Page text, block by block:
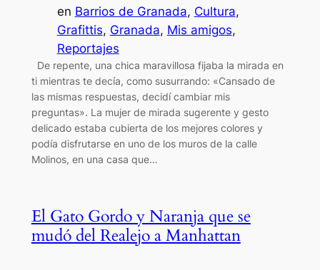
en Barrios de Granada, Cultura
Grafittis, Granada, Mis amigos
Reportajes
De repente, una chica maravillosa fijaba la mirada en
ti mientras te decía, como susurrando: «Cansado de
las mismas respuestas, decidí cambiar mis
preguntas». La mujer de mirada sugerente y gesto
delicado estaba cubierta de los mejores colores y
podía disfrutarse en uno de los muros de la calle
Molinos, en una casa que…
El Gato Gordo y Naranja que se
mudó del Realejo a Manhattan